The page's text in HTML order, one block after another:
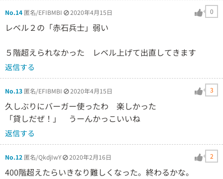
No.14 匿名/EFIBMBI 2020年4月15日 0
レベル２の「赤石兵士」弱い
５階超えられなかった レベル上げて出直してきます
返信する
No.13 匿名/EFIBMBI 2020年4月15日 3
久しぶりにバーガー使ったわ 楽しかった
「貸しだぜ！」 うーんかっこいいね
返信する
No.12 匿名/QkdjIwY 2020年2月16日 2
400階超えたらいきなり難しくなった。終わるかな。